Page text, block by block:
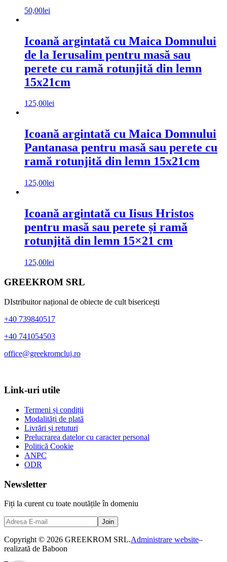
quantity
50,00lei
Icoană argintată cu Maica Domnului
de la Ierusalim pentru masă sau
perete cu ramă rotunjită din lemn
15x21cm
125,00lei
Icoană argintată cu Maica Domnului
Pantanasa pentru masă sau perete cu
ramă rotunjită din lemn 15x21cm
125,00lei
Icoană argintată cu Iisus Hristos
pentru masă sau perete și ramă
rotunjită din lemn 15×21 cm
125,00lei
Bara
Footer
GREEKROM SRL
DIstribuitor național de obiecte de cult bisericești
+40 739840517
+40 741054503
office@greekromcluj.ro
Link-uri utile
Termeni și condiții
Modalități de plată
Livrări și retuturi
Prelucrarea datelor cu caracter personal
Politică Cookie
ANPC
ODR
Newsletter
Fiți la curent cu toate noutățile în domeniu
Copyright © 2026 GREEKROM SRL.Administrare website–
realizată de Baboon